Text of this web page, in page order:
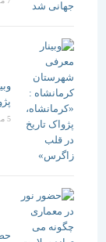
وبینار
پژواک
5 مرداد 1405
حضور